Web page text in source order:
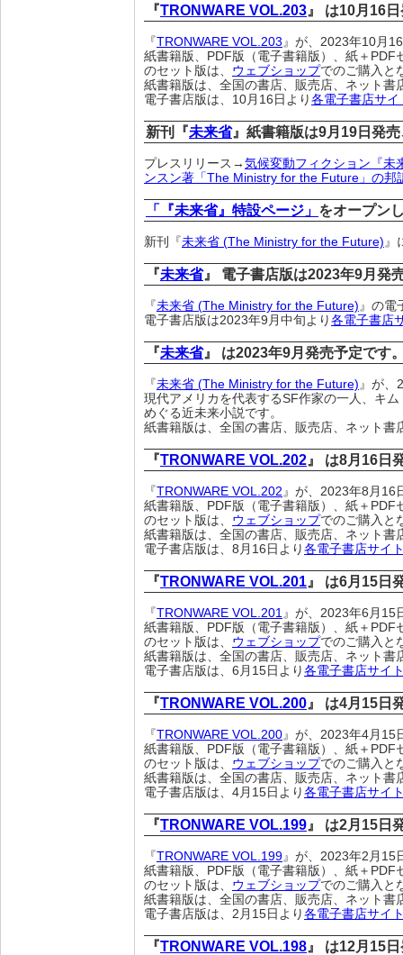
『TRONWARE VOL.203 』 は10月16
『TRONWARE VOL.203 』が、2023年10月
紙書籍版、PDF版（電子書籍版）、紙＋
のセット版は、 ウェブショップでのご購入と
紙書籍版は、全国の書店、販売店、ネット書
電子書店版は、10月16日より 各電子書店サイ
新刊『未来省』紙書籍版は9月19日発
プレスリリース→ 気候変動フィクション『
ンスン著「The Ministry for the Future」の
「『未来省』特設ページ」 をオープン
新刊『未来省 (The Ministry for the Future) 』
『未来省』 電子書店版は2023年9月発
『未来省 (The Ministry for the Future) 』の電
電子書店版は2023年9月中旬より 各電子書店
『未来省』 は2023年9月発売予定です
『未来省 (The Ministry for the Future) 』が、
現代アメリカを代表するSF作家の一人、キ
めぐる近未来小説です。
紙書籍版は、全国の書店、販売店、ネット書
『TRONWARE VOL.202 』 は8月16日
『TRONWARE VOL.202 』が、2023年8月16
紙書籍版、PDF版（電子書籍版）、紙＋
のセット版は、 ウェブショップでのご購入と
紙書籍版は、全国の書店、販売店、ネット書
電子書店版は、8月16日より 各電子書店サイ
『TRONWARE VOL.201 』 は6月15日
『TRONWARE VOL.201』が、2023年6月15
紙書籍版、PDF版（電子書籍版）、紙＋
のセット版は、 ウェブショップでのご購入と
紙書籍版は、全国の書店、販売店、ネット書
電子書店版は、6月15日より 各電子書店サイ
『TRONWARE VOL.200 』 は4月15日
『TRONWARE VOL.200』が、2023年4月15
紙書籍版、PDF版（電子書籍版）、紙＋
のセット版は、 ウェブショップでのご購入と
紙書籍版は、全国の書店、販売店、ネット書
電子書店版は、4月15日より 各電子書店サイ
『TRONWARE VOL.199 』 は2月15日
『TRONWARE VOL.199』が、2023年2月15
紙書籍版、PDF版（電子書籍版）、紙＋
のセット版は、 ウェブショップでのご購入と
紙書籍版は、全国の書店、販売店、ネット書
電子書店版は、2月15日より 各電子書店サイ
『TRONWARE VOL.198 』 は12月15